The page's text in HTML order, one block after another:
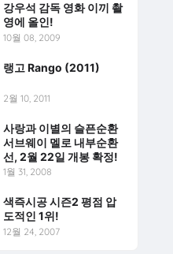
강우석 감독 영화 이끼 촬
영에 올인!
10월 08, 2009
랭고 Rango (2011)
2월 10, 2011
사랑과 이별의 슬픈순환
서브웨이 멜로 내부순환
선, 2월 22일 개봉 확정!
1월 31, 2008
색즉시공 시즌2 평점 압
도적인 1위!
12월 24, 2007